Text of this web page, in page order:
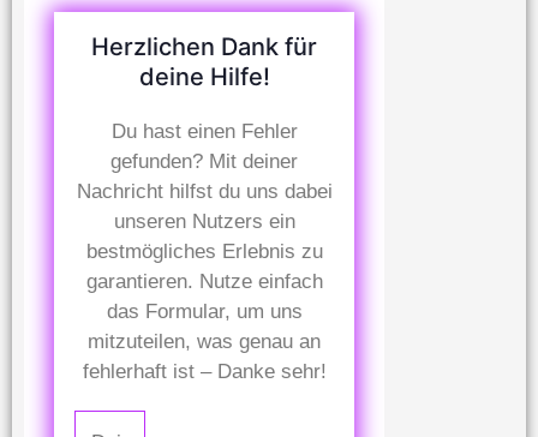
Herzlichen Dank für
deine Hilfe!
Du hast einen Fehler
gefunden? Mit deiner
Nachricht hilfst du uns dabei
unseren Nutzers ein
bestmögliches Erlebnis zu
garantieren. Nutze einfach
das Formular, um uns
mitzuteilen, was genau an
fehlerhaft ist – Danke sehr!